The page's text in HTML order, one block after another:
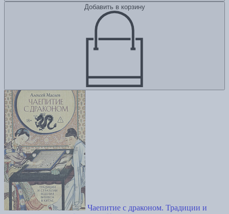
Добавить в корзину
Чаепитие с драконом. Традиции и